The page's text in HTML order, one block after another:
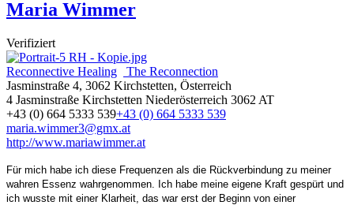
Maria Wimmer
Verifiziert
Reconnective Healing
The Reconnection
Jasminstraße 4, 3062 Kirchstetten, Österreich
4 Jasminstraße Kirchstetten Niederösterreich 3062 AT
+43 (0) 664 5333 539+43 (0) 664 5333 539
maria.wimmer3@gmx.at
http://www.mariawimmer.at
Für mich habe ich diese Frequenzen als die Rückverbindung zu meiner
wahren Essenz wahrgenommen. Ich habe meine eigene Kraft gespürt und
ich wusste mit einer Klarheit, das war erst der Beginn von einer